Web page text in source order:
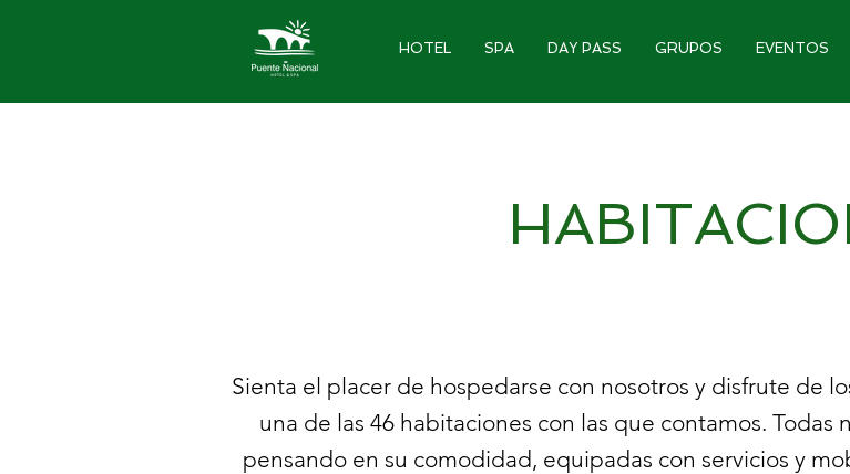
HOTEL SPA DAY PASS GRUPOS EVENTOS
Sienta el placer de hospedarse con nosotros y disfrute de
una de las 46 habitaciones con las que contamos. Todas
pensando en su comodidad, equipadas con servicios y